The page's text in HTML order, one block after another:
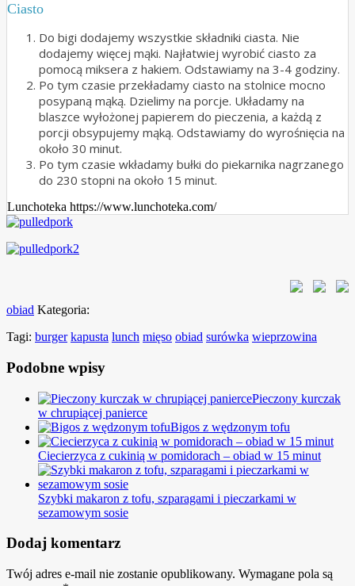
Ciasto
Do bigi dodajemy wszystkie składniki ciasta. Nie
dodajemy więcej mąki. Najłatwiej wyrobić ciasto za
pomocą miksera z hakiem. Odstawiamy na 3-4 godziny.
Po tym czasie przekładamy ciasto na stolnice mocno
posypaną mąką. Dzielimy na porcje. Układamy na
blaszce wyłożonej papierem do pieczenia, a każdą z
porcji obsypujemy mąką. Odstawiamy do wyrośnięcia na
około 30 minut.
Po tym czasie wkładamy bułki do piekarnika nagrzanego
do 230 stopni na około 15 minut.
Lunchoteka https://www.lunchoteka.com/
obiad Kategoria:
Tagi: burger kapusta lunch mięso obiad surówka wieprzowina
Podobne wpisy
Pieczony kurczak
w chrupiącej panierce
Bigos z wędzonym tofu
Ciecierzyca z cukinią w pomidorach – obiad w 15 minut
Szybki makaron z tofu, szparagami i pieczarkami w
sezamowym sosie
Dodaj komentarz
Twój adres e-mail nie zostanie opublikowany. Wymagane pola są